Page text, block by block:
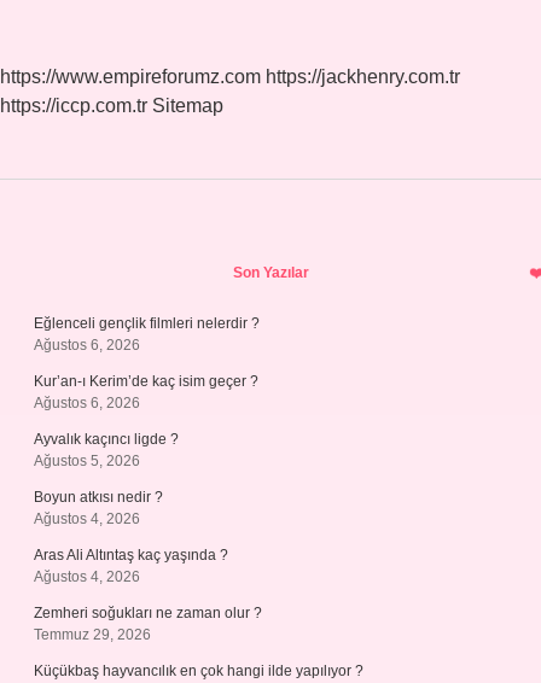
https://www.empireforumz.com https://jackhenry.com.tr
https://iccp.com.tr Sitemap
Son Yazılar
Eğlenceli gençlik filmleri nelerdir ?
Ağustos 6, 2026
Kur’an-ı Kerim’de kaç isim geçer ?
Ağustos 6, 2026
Ayvalık kaçıncı ligde ?
Ağustos 5, 2026
Boyun atkısı nedir ?
Ağustos 4, 2026
Aras Ali Altıntaş kaç yaşında ?
Ağustos 4, 2026
Zemheri soğukları ne zaman olur ?
Temmuz 29, 2026
Küçükbaş hayvancılık en çok hangi ilde yapılıyor ?